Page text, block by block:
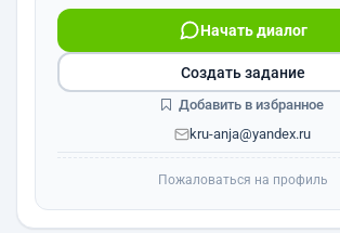
Начать диалог
kru-anja@yandex.ru
Создать задание
Добавить в избранное
Пожаловаться на профиль